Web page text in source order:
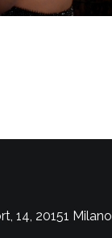
14, 20151 Milano